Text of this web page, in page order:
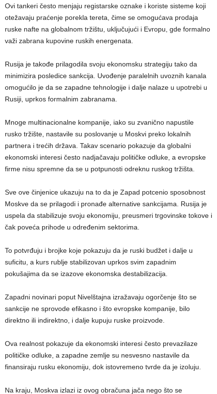
Ovi tankeri često menjaju registarske oznake i koriste sisteme koji
otežavaju praćenje porekla tereta, čime se omogućava prodaja
ruske nafte na globalnom tržištu, uključujući i Evropu, gde formalno
važi zabrana kupovine ruskih energenata.
Rusija je takođe prilagodila svoju ekonomsku strategiju tako da
minimizira posledice sankcija. Uvođenje paralelnih uvoznih kanala
omogućilo je da se zapadne tehnologije i dalje nalaze u upotrebi u
Rusiji, uprkos formalnim zabranama.
Mnoge multinacionalne kompanije, iako su zvanično napustile
rusko tržište, nastavile su poslovanje u Moskvi preko lokalnih
partnera i trećih država. Takav scenario pokazuje da globalni
ekonomski interesi često nadjačavaju političke odluke, a evropske
firme nisu spremne da se u potpunosti odreknu ruskog tržišta.
Sve ove činjenice ukazuju na to da je Zapad potcenio sposobnost
Moskve da se prilagodi i pronađe alternative sankcijama. Rusija je
uspela da stabilizuje svoju ekonomiju, preusmeri trgovinske tokove i
čak poveća prihode u određenim sektorima.
To potvrđuju i brojke koje pokazuju da je ruski budžet i dalje u
suficitu, a kurs rublje stabilizovan uprkos svim zapadnim
pokušajima da se izazove ekonomska destabilizacija.
Zapadni novinari poput Nivelštajna izražavaju ogorčenje što se
sankcije ne sprovode efikasno i što evropske kompanije, bilo
direktno ili indirektno, i dalje kupuju ruske proizvode.
Ova realnost pokazuje da ekonomski interesi često prevazilaze
političke odluke, a zapadne zemlje su nesvesno nastavile da
finansiraju rusku ekonomiju, dok istovremeno tvrde da je izoluju.
Na kraju, Moskva izlazi iz ovog obračuna jača nego što se